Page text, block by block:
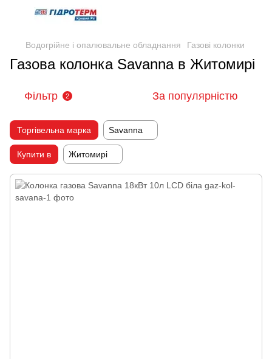
Водогрійне і опалювальне обладнання Газові колонки
Газова колонка Savanna в Житомирі
Фільтр 2 За популярністю
Торгівельна марка Savanna
Купити в Житомирі